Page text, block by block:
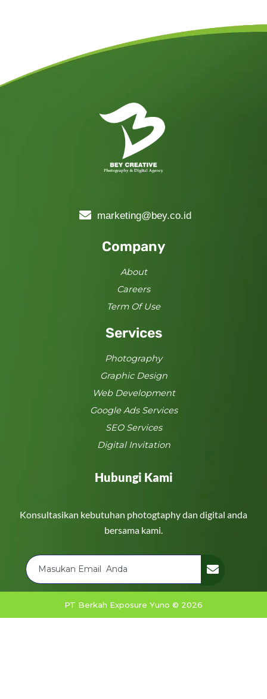
marketing@bey.co.id
Company
About
Careers
Term Of Use
Services
Photography
Graphic Design
Web Development
Google Ads Services
SEO Services
Digital Invitation
Hubungi Kami
Konsultasikan kebutuhan photogtaphy dan digital anda
bersama kami.
PT Berkah Exposure Yuno © 2026